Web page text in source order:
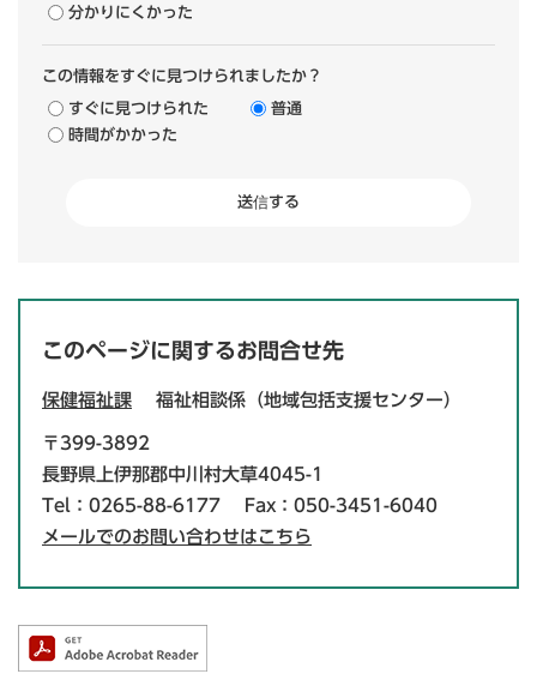
分かりにくかった
この情報をすぐに見つけられましたか？
すぐに見つけられた
普通
時間がかかった
このページに関するお問合せ先
保健福祉課 福祉相談係（地域包括支援センター）
〒399-3892
長野県上伊那郡中川村大草4045-1
Tel：0265-88-6177
Fax：050-3451-6040
メールでのお問い合わせはこちら